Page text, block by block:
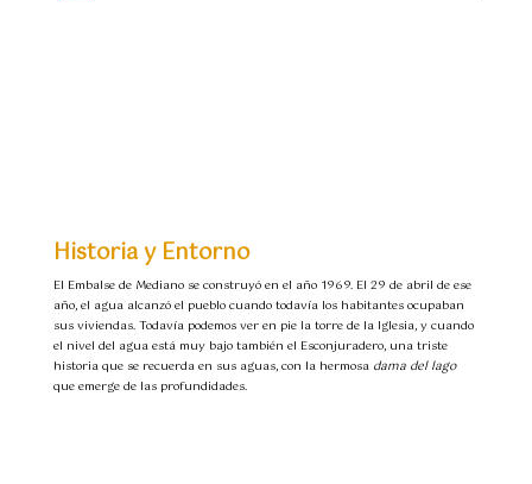
Historia y Entorno
El Embalse de Mediano se construyó en el año 1969. El 29 de abril de ese
año, el agua alcanzó el pueblocuando todavía los habitantes ocupaban
sus viviendas. Todavía podemos ver en pie la torre de la Iglesia, y cuando
el nivel del agua está muy bajo también el Esconjuradero, una triste
historia que se recuerda en sus aguas, con la hermosadama del lago
que emerge de las profundidades.